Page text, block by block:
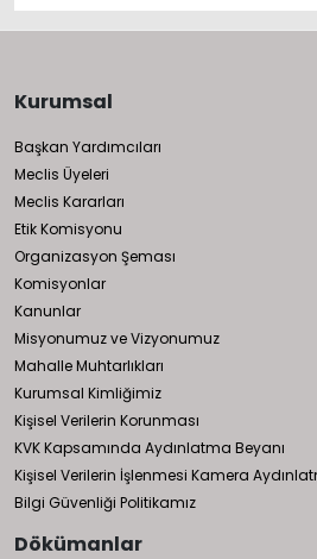
Kurumsal
Başkan Yardımcıları
Meclis Üyeleri
Meclis Kararları
Etik Komisyonu
Organizasyon Şeması
Komisyonlar
Kanunlar
Misyonumuz ve Vizyonumuz
Mahalle Muhtarlıkları
Kurumsal Kimliğimiz
Kişisel Verilerin Korunması
KVK Kapsamında Aydınlatma Beyanı
Kişisel Verilerin İşlenmesi Kamera
Bilgi Güvenliği Politikamız
Dökümanlar